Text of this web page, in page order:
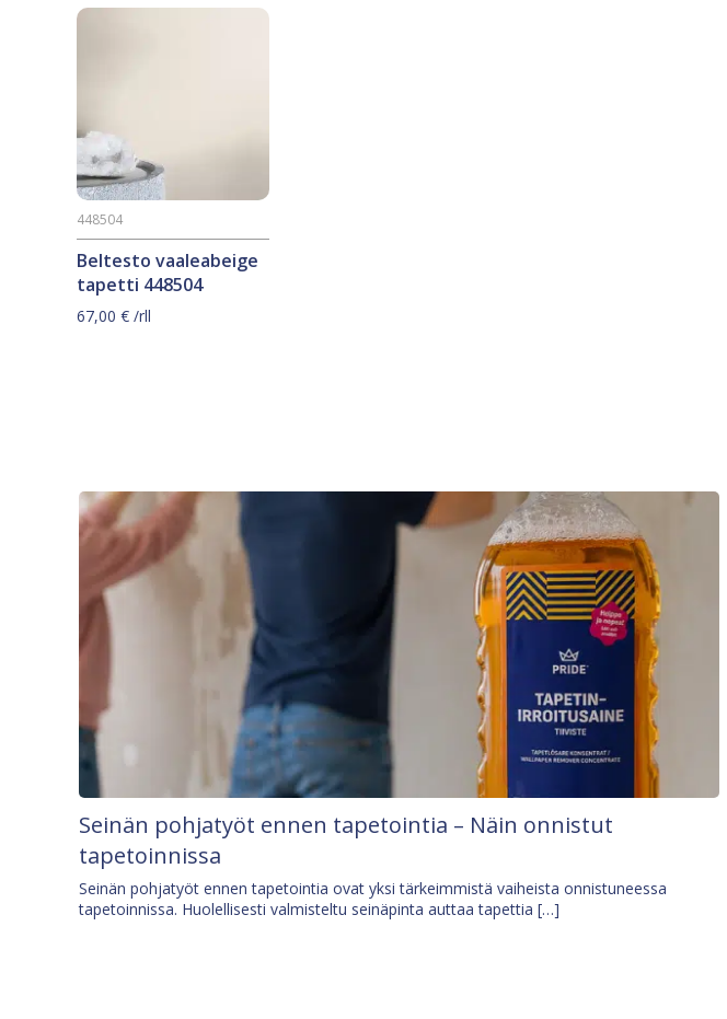
Beltesto vaaleabeige
tapetti 448504
448504
67,00 € /rll
Seinän pohjatyöt ennen tapetointia – Näin onnistut
tapetoinnissa
Seinän pohjatyöt ennen tapetointia ovat yksi tärkeimmistä vaiheista onnistuneessa
tapetoinnissa. Huolellisesti valmisteltu seinäpinta auttaa tapettia […]